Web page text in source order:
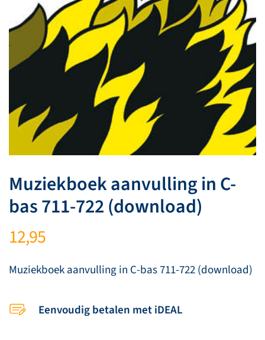
Muziekboek aanvulling in C-
bas 711-722 (download)
12,95
Muziekboek aanvulling in C-bas 711-722 (download)
Eenvoudig betalen met iDEAL